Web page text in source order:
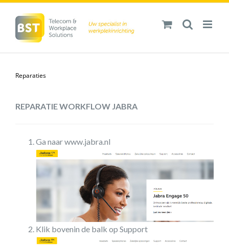
inhoud
Reparaties
REPARATIE WORKFLOW JABRA
Ga naarwww.jabra.nl
Klik bovenin de balk op Support